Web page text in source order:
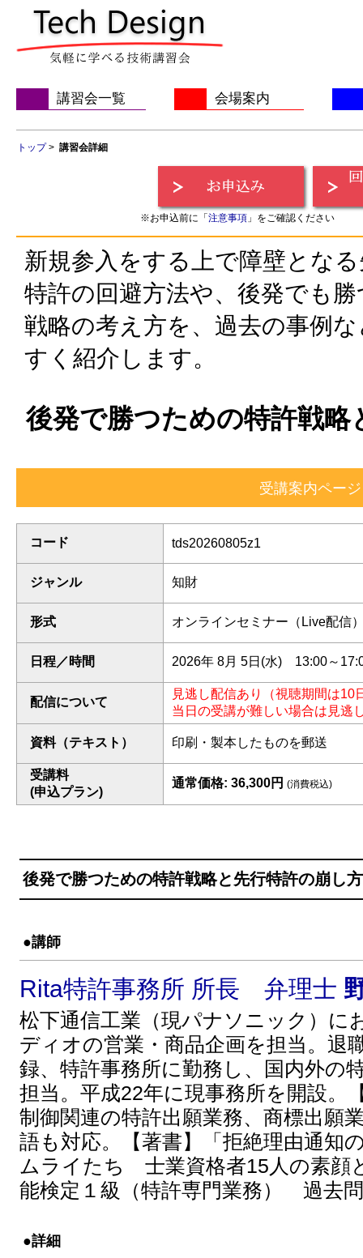
講習会一覧 会場案内
トップ> 講習会詳細
※お申込前に「 注意事項」をご確認ください
新規参入をする上で障壁とな
特許の回避方法や、後発でも
戦略の考え方を、過去の事例
すく紹介します。
後発で勝つための特許戦略
コード tds20260805z1
ジャンル 知財
形式 オンラインセミナー（Live配信
日程／時間 2026年 8月 5日(水) 13:00～
配信について
見逃し配信あり（視聴期間は10
当日の受講が難しい場合は見逃
資料（テキスト） 印刷・製本したものを郵送
受講料
(申込プラン)
通常価格: 36,300円 (消費税込)
後発で勝つための特許戦略と先行特許の崩し方
●講師
Rita特許事務所 所長 弁理士
松下通信工業（現パナソニック）に
ディオの営業・商品企画を担当。退
録、特許事務所に勤務し、国内外の
担当。平成22年に現事務所を開設。
制御関連の特許出願業務、商標出願
語も対応。【著書】「拒絶理由通知
ムライたち 士業資格者15人の素顔
能検定１級（特許専門業務） 過去
●詳細